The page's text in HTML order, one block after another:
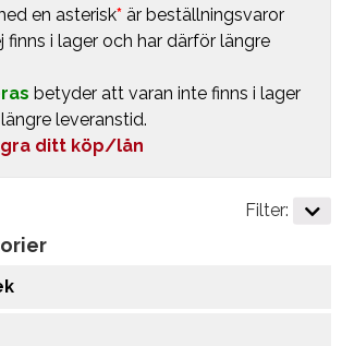
en asterisk* är beställningsvaror
finns i lager och har därför längre
betyder att varan inte finns i lager
leveranstid.
ditt köp/lån
Filter: